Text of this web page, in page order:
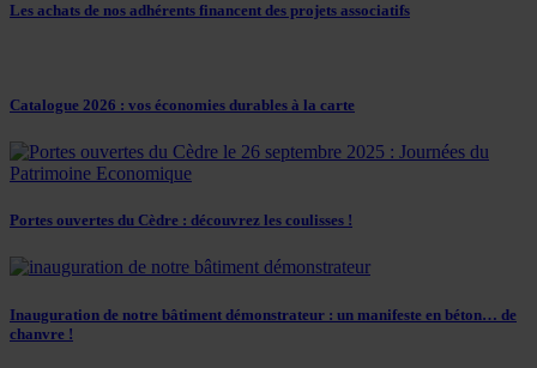
Les achats de nos adhérents financent des projets associatifs
Catalogue 2026 : vos économies durables à la carte
Portes ouvertes du Cèdre : découvrez les coulisses !
Inauguration de notre bâtiment démonstrateur : un manifeste en béton… de
chanvre !